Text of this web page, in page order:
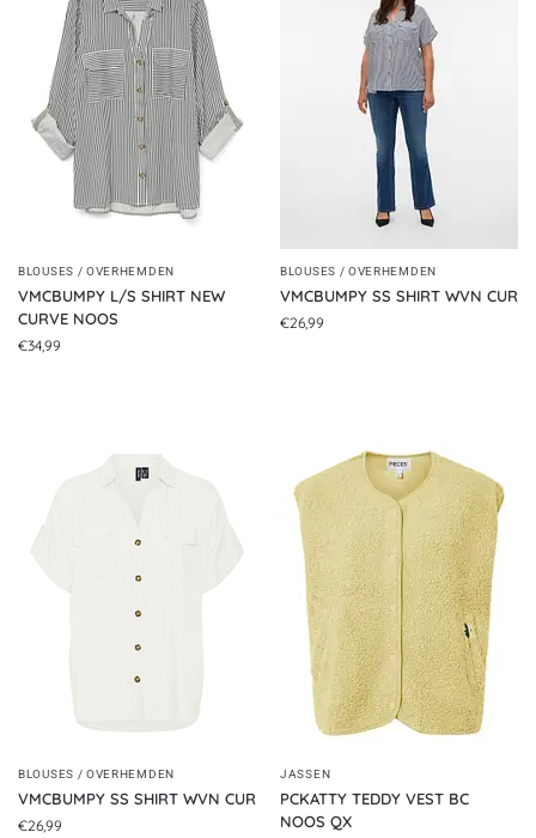
BLOUSES / OVERHEMDEN
VMCBUMPY L/S SHIRT NEW
CURVE NOOS
€34,99
BLOUSES / OVERHEMDEN
VMCBUMPY SS SHIRT WVN CUR
€26,99
BLOUSES / OVERHEMDEN
VMCBUMPY SS SHIRT WVN CUR
€26,99
JASSEN
PCKATTY TEDDY VEST BC
NOOS QX